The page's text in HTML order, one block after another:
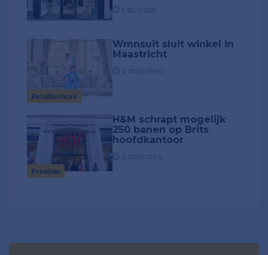
RetailRookies
Wmnsuit sluit winkel in
Maastricht
Premium
H&M schrapt mogelijk
250 banen op Brits
hoofdkantoor